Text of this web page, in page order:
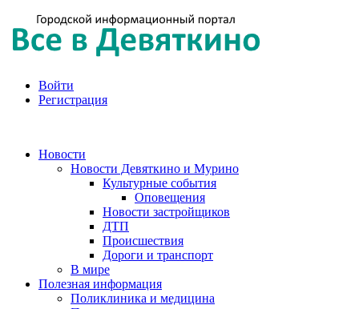
Войти
Регистрация
Новости
Новости Девяткино и Мурино
Культурные события
Оповещения
Новости застройщиков
ДТП
Происшествия
Дороги и транспорт
В мире
Полезная информация
Поликлиника и медицина